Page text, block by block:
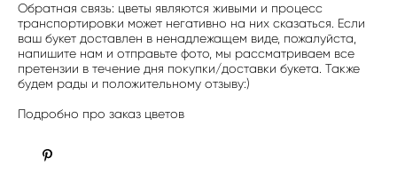
Обратная связь: цветы являются живыми и процесс
транспортировки может негативно на них сказаться. Если
ваш букет доставлен в ненадлежащем виде, пожалуйста,
напишите нам и отправьте фото, мы рассматриваем все
претензии в течение дня покупки/доставки букета. Также
будем рады и положительному отзыву:)
Подробно про заказ цветов